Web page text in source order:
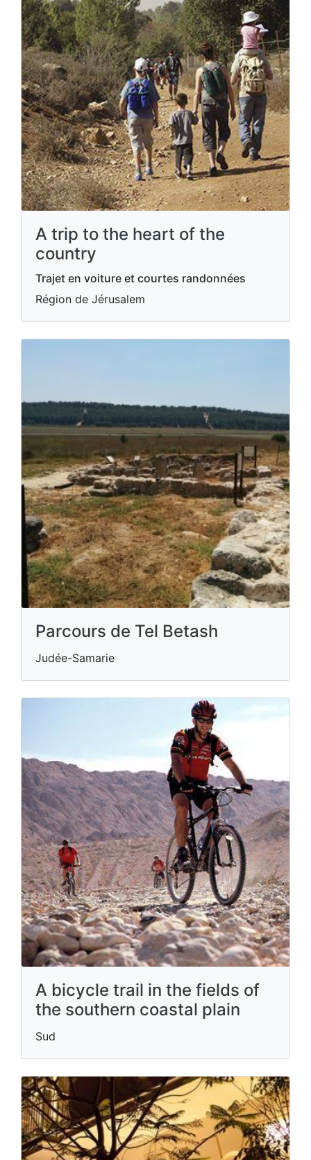
A trip to the heart of the
country
Trajet en voiture et courtes randonnées
Région de Jérusalem
Parcours de Tel Betash
Judée-Samarie
A bicycle trail in the fields of
the southern coastal plain
Sud